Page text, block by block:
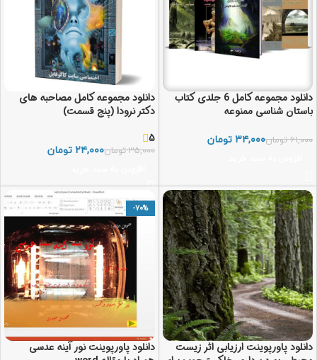
دانلود مجموعه کامل 6 جلدی کتاب
باستان شناسی ممنوعه
۶۱,۰۰۰تومان۳۴,۰۰۰ تومان
دانلود مجموعه کامل مصاحبه های
دکتر نرودا (پنج قسمت)
5
۳۵,۰۰۰تومان۲۴,۰۰۰ تومان
دانلود پاورپوینت ارزیابی اثر زیست
-70%
دانلود پاورپوینت نور آینه عدسی